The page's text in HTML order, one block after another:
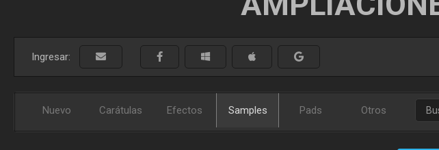
Ingresar:
Nuevo Carátulas Efectos Samples Pads Otros